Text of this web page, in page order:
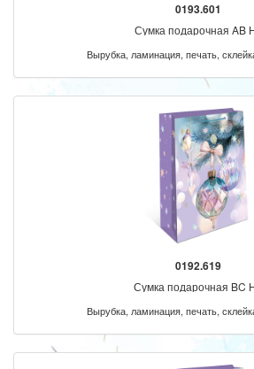
0193.601
Сумка подарочная AB
Вырубка, ламинация, печать,
0192.619
Сумка подарочная BC
Вырубка, ламинация, печать,